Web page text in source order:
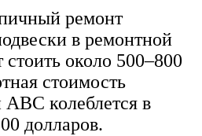
ремонт
в ремонтной
около 500–800
стоимость
колеблется в
долларов.